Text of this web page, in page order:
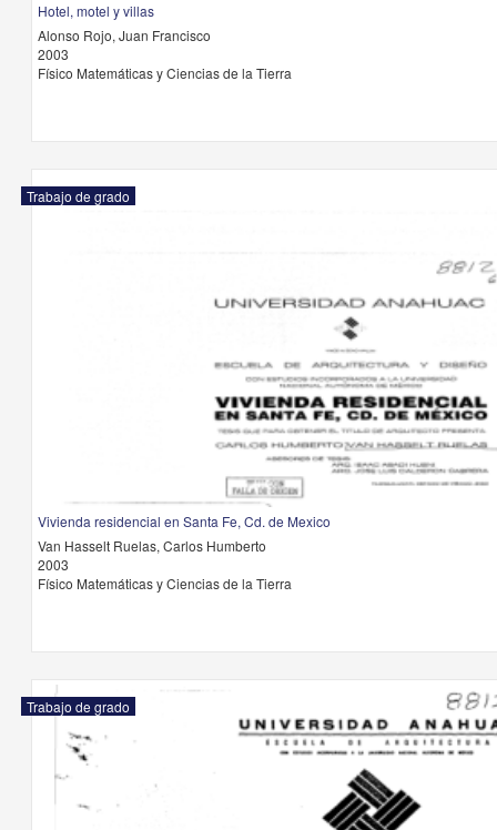
Hotel, motel y villas
Alonso Rojo, Juan Francisco
2003
Físico Matemáticas y Ciencias de la Tierra
Trabajo de grado
Vivienda residencial en Santa Fe, Cd. de Mexico
Van Hasselt Ruelas, Carlos Humberto
2003
Físico Matemáticas y Ciencias de la Tierra
Trabajo de grado